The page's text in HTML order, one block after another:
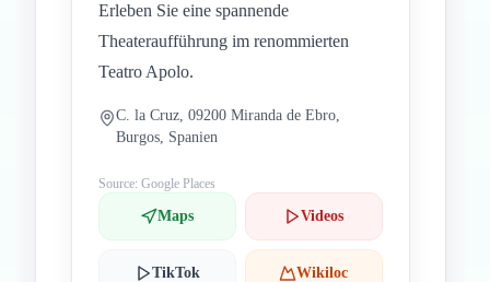
Erleben Sie eine spannende
Theateraufführung im renommierten
Teatro Apolo.
C. la Cruz, 09200 Miranda de Ebro,
Burgos, Spanien
Source: Google Places
Maps Videos
TikTok Wikiloc